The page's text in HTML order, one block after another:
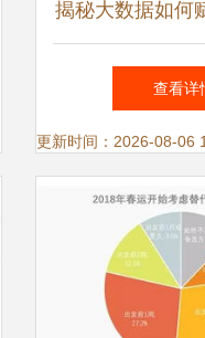
揭秘大数据如何
行业 精准锁定
实践
查看详
更新时间：2026-08-06